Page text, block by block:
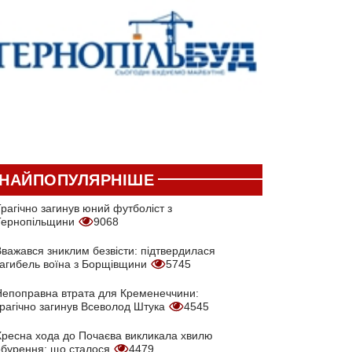
загинув юний футболіст з
9068
зниклим безвісти: підтвердилася
воїна з Борщівщини
5745
втрата для Кременеччини:
загинув Всеволод Штука
4545
хода до Почаєва викликала хвилю
що сталося
4479